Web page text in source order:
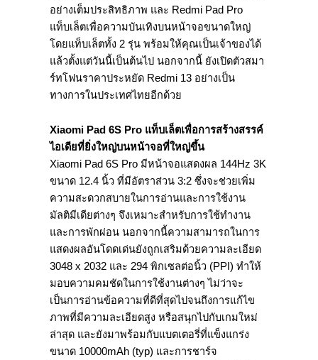
อย่างเต็มประสิทธิภาพ และ Redmi Pad Pro
แท็บเล็ตเพื่อความบันเทิงบนหน้าจอขนาดใหญ่
โดยแท็บเล็ตทั้ง 2 รุ่น พร้อมให้คุณเป็นเจ้าของได้
แล้วตั้งแต่วันนี้เป็นต้นไป นอกจากนี้ ยังเปิดตัวสมา
ร์ทโฟนราคาประหยัด Redmi 13 อย่างเป็น
ทางการในประเทศไทยอีกด้วย
Xiaomi Pad 6S Pro แท็บเล็ตเพื่อการสร้างสรรค์
ไอเดียที่ยิ่งใหญ่บนหน้าจอที่ใหญ่ขึ้น
Xiaomi Pad 6S Pro มีหน้าจอแสดงผล 144Hz 3K
ขนาด 12.4 นิ้ว ที่มีอัตราส่วน 3:2 ซึ่งจะช่วยเพิ่ม
ความสะดวกสบายในการอ่านและการใช้งาน
มัลติมีเดียต่างๆ จึงเหมาะสำหรับการใช้ทำงาน
และการพักผ่อน นอกจากนี้ความสามารถในการ
แสดงผลอันโดดเด่นยังถูกเสริมด้วยความละเอียด
3048 x 2032 และ 294 พิกเซลต่อนิ้ว (PPI) ทำให้
มอบความคมชัดในการใช้งานต่างๆ ไม่ว่าจะ
เป็นการอ่านข้อความที่ดีที่สุดไปจนถึงการแก้ไข
ภาพที่มีความละเอียดสูง หรือสนุกไปกับเกมใหม่
ล่าสุด และยังมาพร้อมกับแบตเตอรี่ที่แข็งแกร่ง
ขนาด 10000mAh (typ) และการชาร์จ